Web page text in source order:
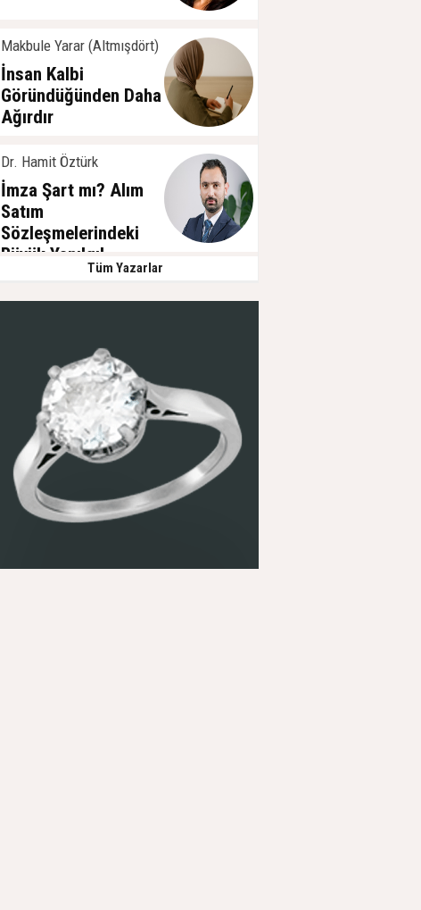
Makbule Yarar (Altmışdört)
İnsan Kalbi
Göründüğünden Daha
Ağırdır
Dr. Hamit Öztürk
İmza Şart mı? Alım
Satım
Sözleşmelerindeki
Büyük Yanılgı!
Tüm Yazarlar